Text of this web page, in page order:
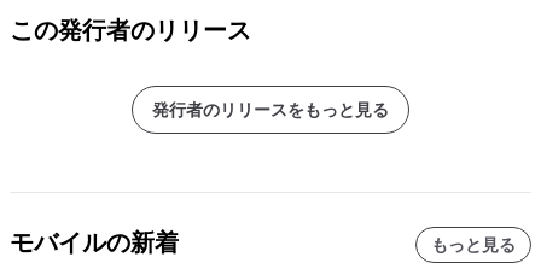
この発行者のリリース
発行者のリリースをもっと見る
モバイルの新着 もっと見る